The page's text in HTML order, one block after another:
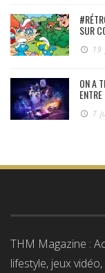
SUR
ON A
7
THM Magazine :
lifestyle, jeux